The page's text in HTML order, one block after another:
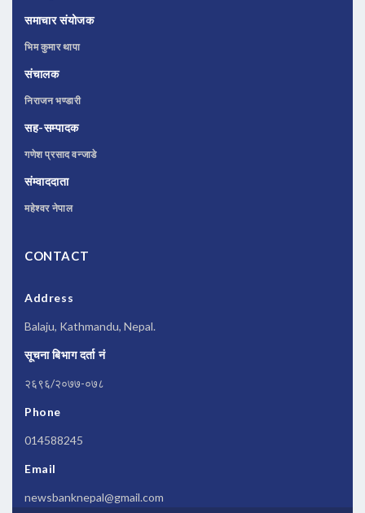
समाचार संयोजक
भिम कुमार थापा
संचालक
निराजन भण्डारी
सह-सम्पादक
गणेश प्रसाद वन्जाडे
संम्वाददाता
महेश्वर नेपाल
CONTACT
Address
Balaju, Kathmandu, Nepal.
सूचना बिभाग दर्ता नं
२६९६/२०७७-०७८
Phone
014588245
Email
newsbanknepal@gmail.com